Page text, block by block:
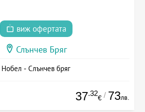
виж офертата
Слънчев Бряг
Нобел - Слънчев бряг
37.32
€ / 73лв.